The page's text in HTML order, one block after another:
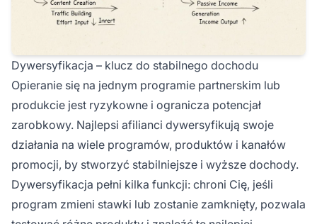
Dywersyfikacja – klucz do stabilnego dochodu
Opieranie się na jednym programie partnerskim lub
produkcie jest ryzykowne i ogranicza potencjał
zarobkowy. Najlepsi afilianci dywersyfikują swoje
działania na wiele programów, produktów i kanałów
promocji, by stworzyć stabilniejsze i wyższe dochody.
Dywersyfikacja pełni kilka funkcji: chroni Cię, jeśli
program zmieni stawki lub zostanie zamknięty, pozwala